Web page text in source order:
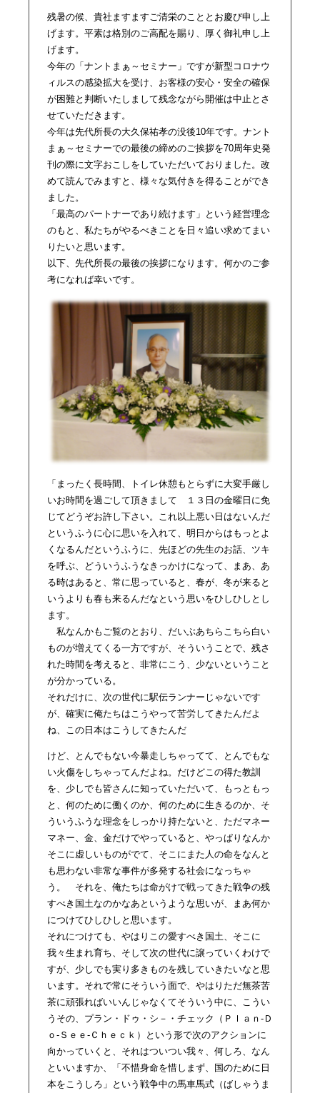
残暑の候、貴社ますますご清栄のこととお慶び申し上
げます。平素は格別のご高配を賜り、厚く御礼申し上
げます。
今年の「ナントまぁ～セミナー」ですが新型コロナウ
ィルスの感染拡大を受け、お客様の安心・安全の確保
が困難と判断いたしまして残念ながら開催は中止とさ
せていただきます。
今年は先代所長の大久保祐孝の没後10年です。ナント
まぁ～セミナーでの最後の締めのご挨拶を70周年史発
刊の際に文字おこしをしていただいておりました。改
めて読んでみますと、様々な気付きを得ることができ
ました。
「最高のパートナーであり続けます」という経営理念
のもと、私たちがやるべきことを日々追い求めてまい
りたいと思います。
以下、先代所長の最後の挨拶になります。何かのご参
考になれば幸いです。
「まったく長時間、トイレ休憩もとらずに大変手厳し
いお時間を過ごして頂きまして １３日の金曜日に免
じてどうぞお許し下さい。これ以上悪い日はないんだ
というふうに心に思いを入れて、明日からはもっとよ
くなるんだというふうに、先ほどの先生のお話、ツキ
を呼ぶ、どういうふうなきっかけになって、まあ、あ
る時はあると、常に思っていると、春が、冬が来ると
いうよりも春も来るんだなという思いをひしひしとし
ます。
私なんかもご覧のとおり、だいぶあちらこちら白い
ものが増えてくる一方ですが、そういうことで、残さ
れた時間を考えると、非常にこう、少ないということ
が分かっている。
それだけに、次の世代に駅伝ランナーじゃないです
が、確実に俺たちはこうやって苦労してきたんだよ
ね、この日本はこうしてきたんだ
けど、とんでもない今暴走しちゃってて、とんでもな
い火傷をしちゃってんだよね。だけどこの得た教訓
を、少しでも皆さんに知っていただいて、もっともっ
と、何のために働くのか、何のために生きるのか、そ
ういうふうな理念をしっかり持たないと、ただマネー
マネー、金、金だけでやっていると、やっぱりなんか
そこに虚しいものがでて、そこにまた人の命をなんと
も思わない非常な事件が多発する社会になっちゃ
う。 それを、俺たちは命がけで戦ってきた戦争の残
すべき国土なのかなあというような思いが、まあ何か
につけてひしひしと思います。
それにつけても、やはりこの愛すべき国土、そこに
我々生まれ育ち、そして次の世代に譲っていくわけで
すが、少しでも実り多きものを残していきたいなと思
います。それで常にそういう面で、やはりただ無茶苦
茶に頑張ればいいんじゃなくてそういう中に、こうい
うその、プラン・ドゥ・シ－・チェック（Ｐｌａｎ‐Ｄ
ｏ-Ｓｅｅ-Ｃｈｅｃｋ）という形で次のアクションに
向かっていくと、それはついつい我々、何しろ、なん
といいますか、「不惜身命を惜しまず、国のために日
本をこうしろ」という戦争中の馬車馬式（ばしゃうま